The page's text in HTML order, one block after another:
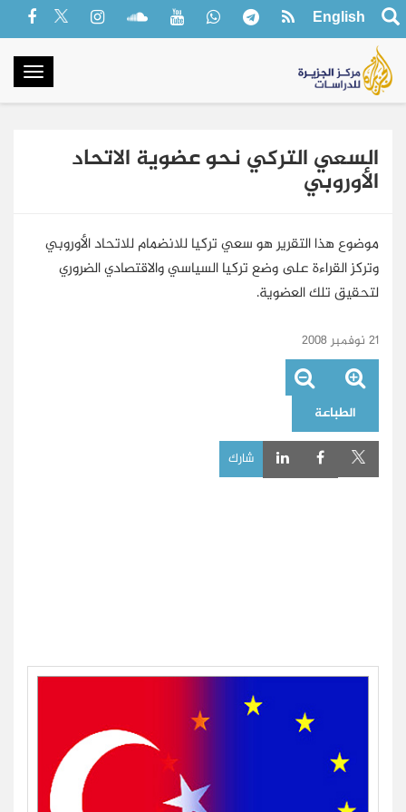
English
السعي التركي نحو عضوية الاتحاد
الأوروبي
موضوع هذا التقرير هو سعي تركيا للانضمام للاتحاد الأوروبي
وتركز القراءة على وضع تركيا السياسي والاقتصادي الضروري
لتحقيق تلك العضوية.
21 نوفمبر 2008
الطباعة
شارك